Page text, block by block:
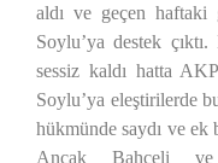
aldı ve geçen haftaki
Soylu’ya destek
sessiz kaldı hatta
Soylu’ya eleştirilerde
hükmünde saydı ve ek
Ancak Bahçeli ve